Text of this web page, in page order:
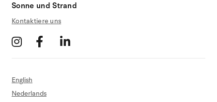
Sonne und Strand
Kontaktiere uns
English
Nederlands